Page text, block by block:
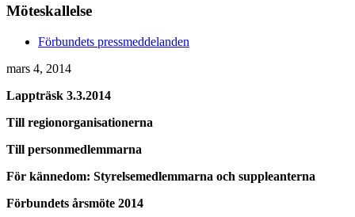
Möteskallelse
Förbundets pressmeddelanden
mars 4, 2014
Lappträsk 3.3.2014
Till regionorganisationerna
Till personmedlemmarna
För kännedom: Styrelsemedlemmarna och suppleanterna
Förbundets årsmöte 2014